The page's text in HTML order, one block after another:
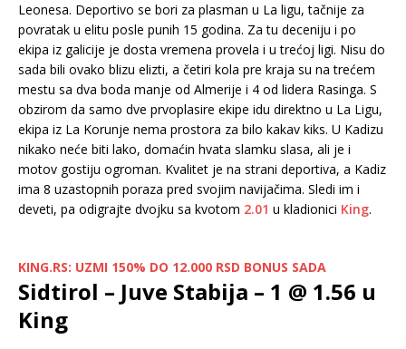
Leonesa. Deportivo se bori za plasman u La ligu, tačnije za
povratak u elitu posle punih 15 godina. Za tu deceniju i po
ekipa iz galicije je dosta vremena provela i u trećoj ligi. Nisu do
sada bili ovako blizu elizti, a četiri kola pre kraja su na trećem
mestu sa dva boda manje od Almerije i 4 od lidera Rasinga. S
obzirom da samo dve prvoplasire ekipe idu direktno u La Ligu,
ekipa iz La Korunje nema prostora za bilo kakav kiks. U Kadizu
nikako neće biti lako, domaćin hvata slamku slasa, ali je i
motov gostiju ogroman. Kvalitet je na strani deportiva, a Kadiz
ima 8 uzastopnih poraza pred svojim navijačima. Sledi im i
deveti, pa odigrajte dvojku sa kvotom 2.01 u kladionici King.
KING.RS: UZMI 150% DO 12.000 RSD BONUS SADA
Sidtirol – Juve Stabija – 1 @ 1.56 u
King